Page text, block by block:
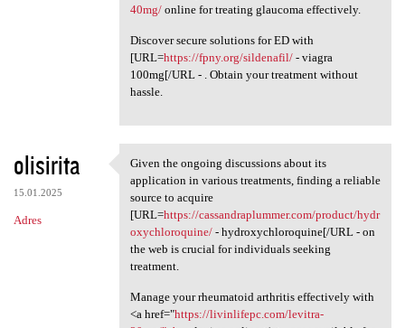
40mg/online for treating glaucoma effectively.
Discover secure solutions for ED with
[URL=https://fpny.org/sildenafil/- viagra
100mg[/URL - . Obtain your treatment without
hassle.
olisirita
15.01.2025
Adres
Given the ongoing discussions
Given the ongoing discussions about its
application in various treatments, finding a reliable
source to acquire
[URL=https://cassandraplummer.com/product/hydr
oxychloroquine/- hydroxychloroquine[/URL - on
the web is crucial for individuals seeking
treatment.
Manage your rheumatoid arthritis effectively with
<a href="https://livinlifepc.com/levitra-